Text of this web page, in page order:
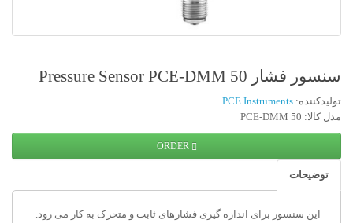
سنسور فشار Pressure Sensor PCE-DMM 50
تولیدکننده: PCE Instruments
مدل کالا: PCE-DMM 50
ORDER
توضیحات
این سنسور برای اندازه گیری فشارهای ثابت و متحرک به کار می رود.